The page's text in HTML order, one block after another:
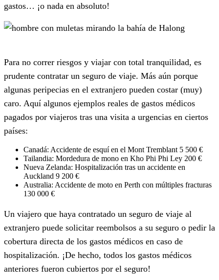
gastos… ¡o nada en absoluto!
Para no correr riesgos y viajar con total tranquilidad, es
prudente contratar un seguro de viaje. Más aún porque
algunas peripecias en el extranjero pueden costar (muy)
caro. Aquí algunos ejemplos reales de gastos médicos
pagados por viajeros tras una visita a urgencias en ciertos
países:
Canadá: Accidente de esquí en el Mont Tremblant 5 500 €
Tailandia: Mordedura de mono en Kho Phi Phi Ley 200 €
Nueva Zelanda: Hospitalización tras un accidente en
Auckland 9 200 €
Australia: Accidente de moto en Perth con múltiples fracturas
130 000 €
Un viajero que haya contratado un seguro de viaje al
extranjero puede solicitar reembolsos a su seguro o pedir la
cobertura directa de los gastos médicos en caso de
hospitalización. ¡De hecho, todos los gastos médicos
anteriores fueron cubiertos por el seguro!